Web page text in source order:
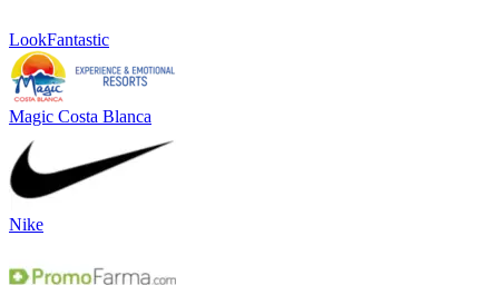
LookFantastic
Magic Costa Blanca
Nike